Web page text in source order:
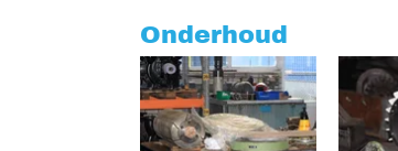
Onderhoud